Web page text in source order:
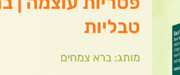
טבליות
מותג: ברא צמחים